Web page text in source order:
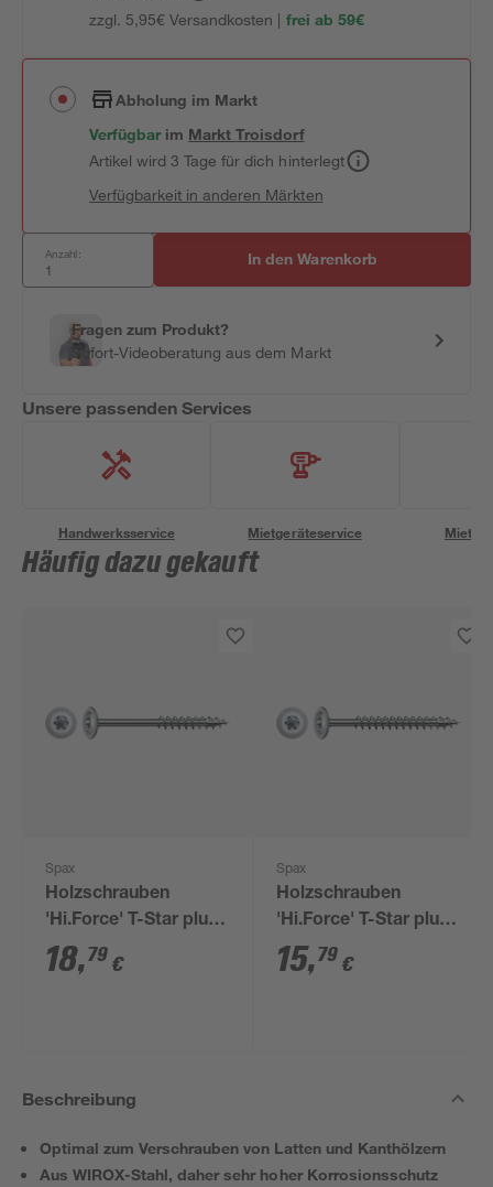
zzgl. 5,95€ Versandkosten | frei ab 59€
Abholung im Markt
Verfügbar im MarktTroisdorf
Artikel wird 3 Tage für dich hinterlegt
Verfügbarkeit in anderen Märkten
Anzahl: In den Warenkorb
Fragen zum Produkt?
Sofort-Videoberatung aus dem Markt
Unsere passenden Services
Handwerksservice Mietgeräteservice
Häufig dazu gekauft
Spax
Holzschrauben
'Hi.Force' T-Star plus
T40 Stahl 8 x 140 mm
16 Stück
18,79 €
Spax
Holzschrauben
'Hi.Force' T-Star plus
T40 Stahl 8 x 100 mm
20 Stück
15,79 €
Beschreibung
Optimal zum Verschrauben von Latten und Kanthölzern
Aus WIROX-Stahl, daher sehr hoher Korrosionsschutz